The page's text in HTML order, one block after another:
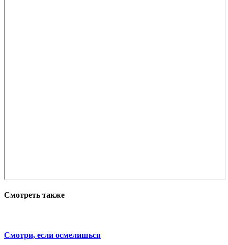
Смотреть также
Смотри, если осмелишься